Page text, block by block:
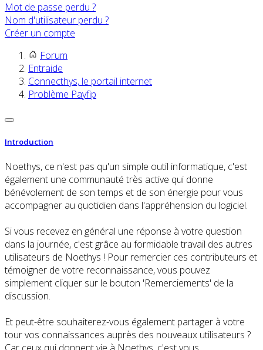
Mot de passe perdu ?
Nom d'utilisateur perdu ?
Créer un compte
Forum
Entraide
Connecthys, le portail internet
Problème Payfip
Introduction
Noethys, ce n'est pas qu'un simple outil informatique, c'est
également une communauté très active qui donne
bénévolement de son temps et de son énergie pour vous
accompagner au quotidien dans l'appréhension du logiciel.
Si vous recevez en général une réponse à votre question
dans la journée, c'est grâce au formidable travail des autres
utilisateurs de Noethys ! Pour remercier ces contributeurs et
témoigner de votre reconnaissance, vous pouvez
simplement cliquer sur le bouton 'Remerciements' de la
discussion.
Et peut-être souhaiterez-vous également partager à votre
tour vos connaissances auprès des nouveaux utilisateurs ?